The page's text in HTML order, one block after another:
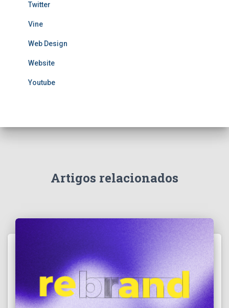
Twitter
Vine
Web Design
Website
Youtube
Artigos relacionados